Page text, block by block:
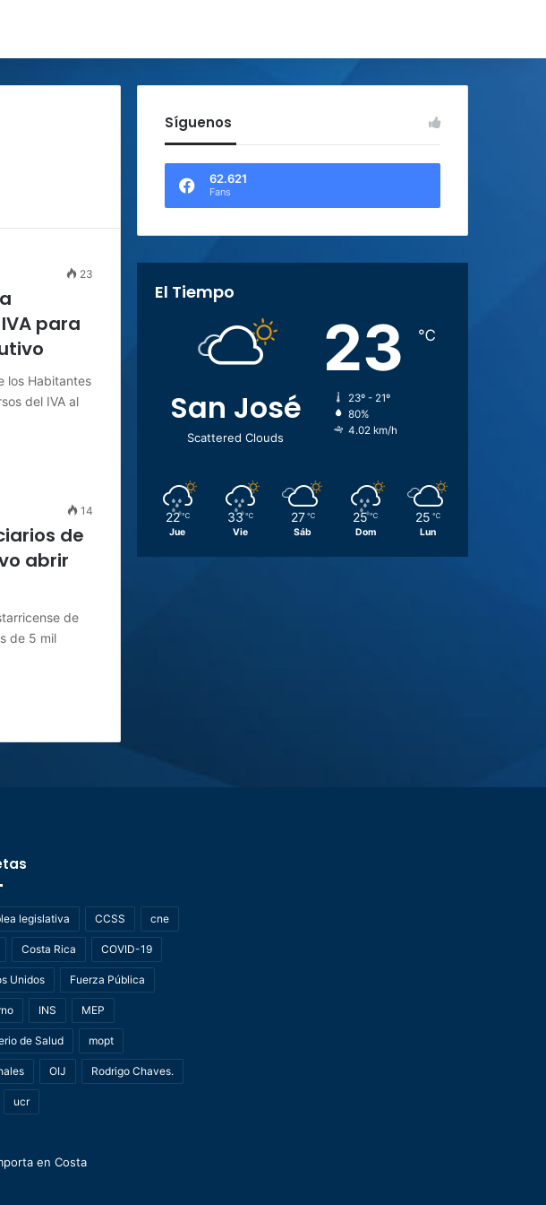
23
para
los Habitantes
del IVA al
14
de
abrir
de
de 5 mil
Síguenos
62.621
Fans
El Tiempo
San José
Scattered Clouds
23 ℃
23º - 21º
80%
4.02 km/h
22 ℃
Jue
33 ℃
Vie
27 ℃
Sáb
25 ℃
Dom
25 ℃
Lun
legislativa CCSS cne
Costa Rica COVID-19
Unidos Fuerza Pública
INS MEP
de Salud mopt
OIJ Rodrigo Chaves.
ucr
en Costa